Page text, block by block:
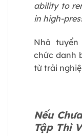
ability to
in high-
Nhà
chức danh
từ trải
Nếu
Tập Thì